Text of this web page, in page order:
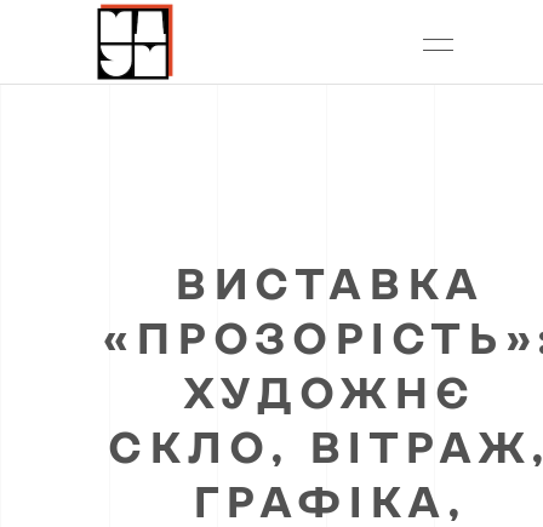
ВИСТАВКА
ХУДОЖНЄ
СКЛО,
ГРАФІКА,